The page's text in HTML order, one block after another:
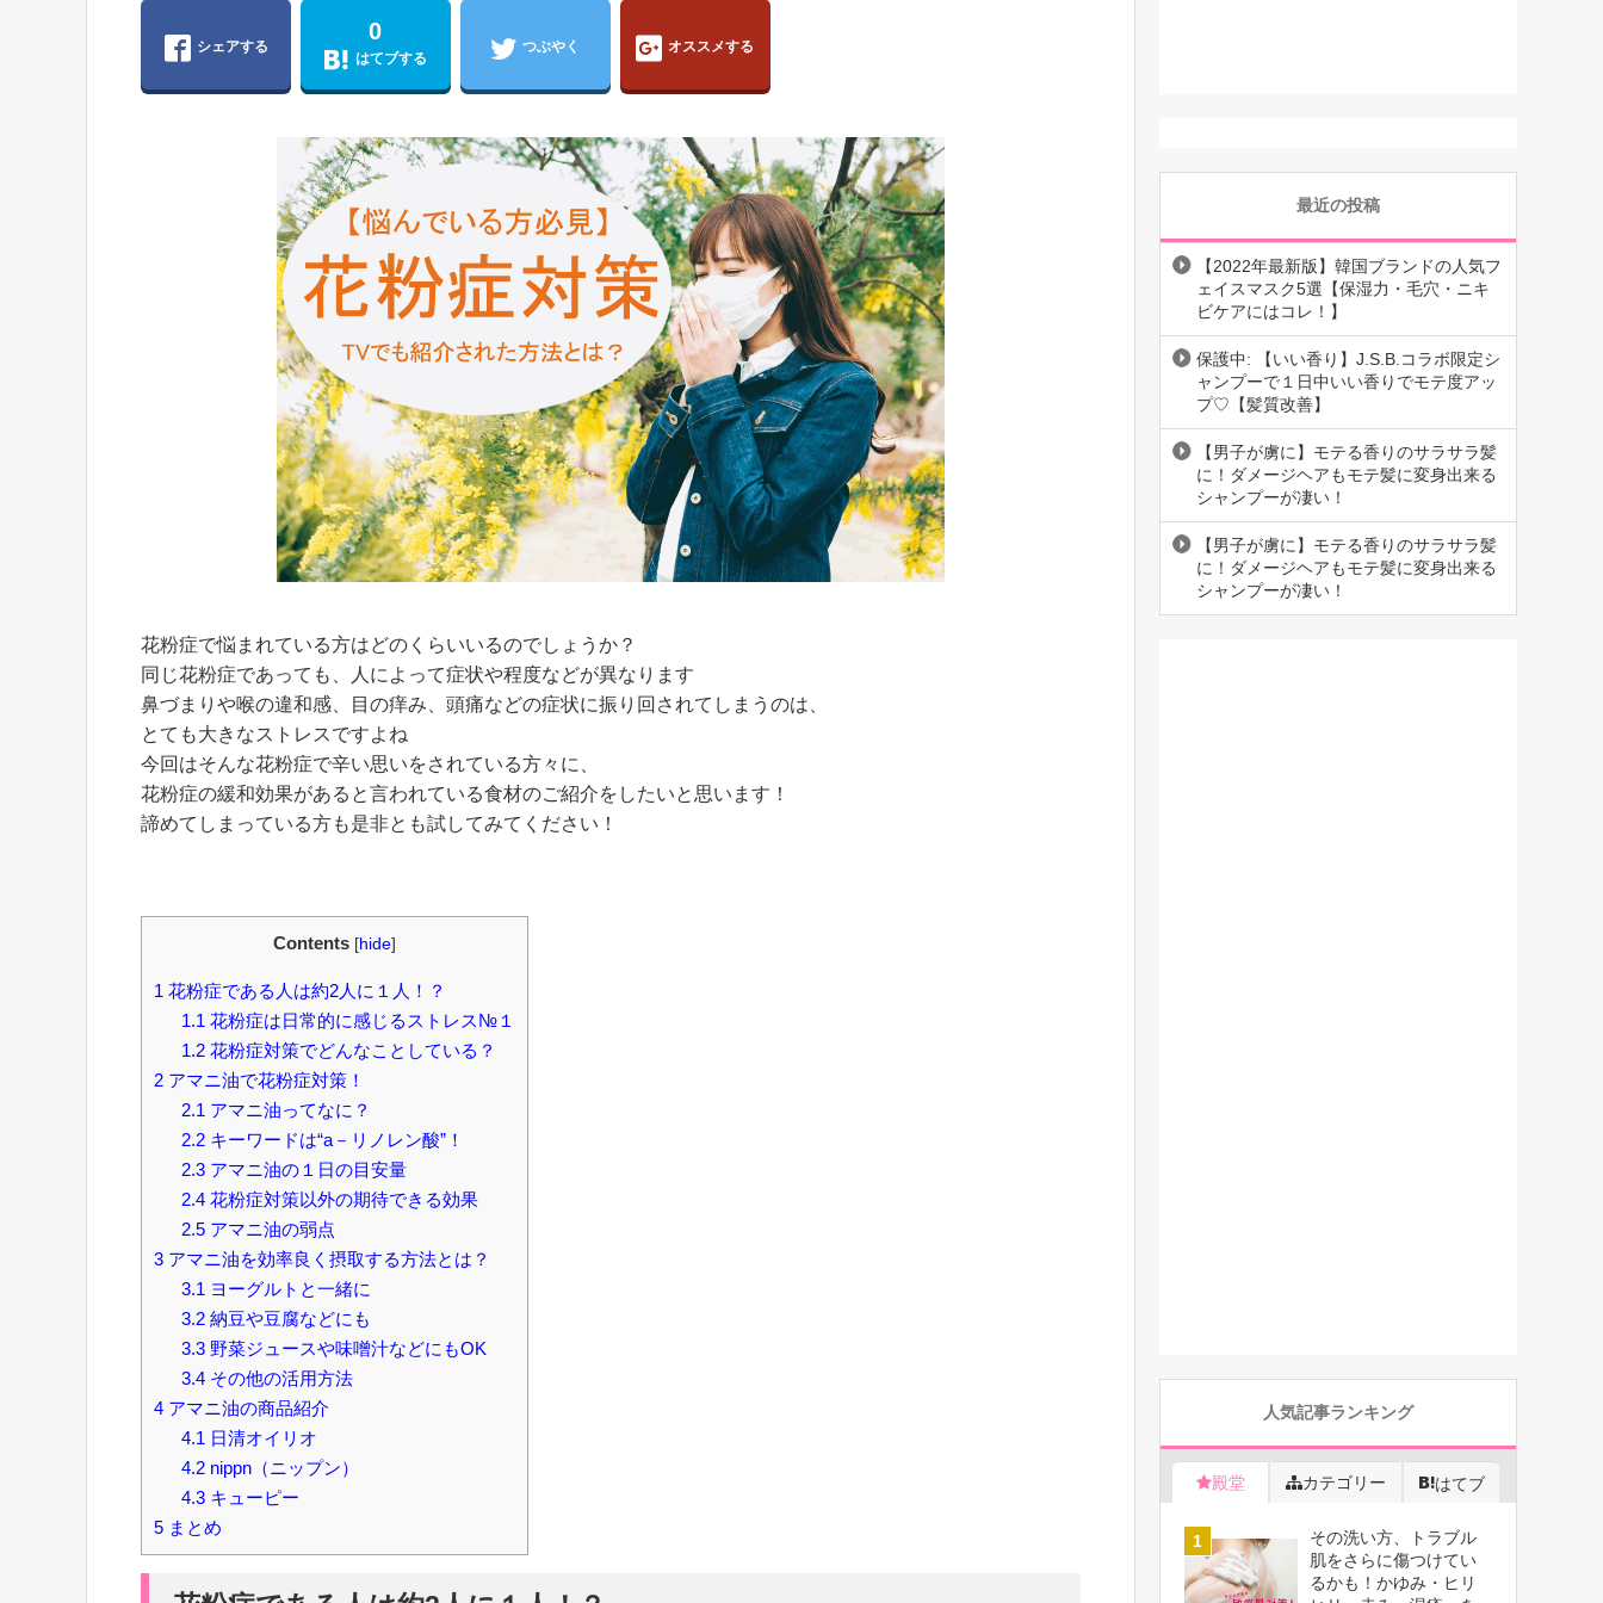
シェアする
0
はてブする
つぶやく オススメする
花粉症で悩まれている方はどのくらいいるのでしょうか？
同じ花粉症であっても、人によって症状や程度などが異なります
鼻づまりや喉の違和感、目の痒み、頭痛などの症状に振り回されてしまうのは、
とても大きなストレスですよね
今回はそんな花粉症で辛い思いをされている方々に、
花粉症の緩和効果があると言われている食材のご紹介をしたいと思います！
諦めてしまっている方も是非とも試してみてください！
Contents [hide]
1 花粉症である人は約2人に１人！？
1.1 花粉症は日常的に感じるストレス№１
1.2花粉症対策でどんなことしている？
2 アマニ油で花粉症対策！
2.1 アマニ油ってなに？
2.2キーワードは“a－リノレン酸”！
2.3アマニ油の１日の目安量
2.4花粉症対策以外の期待できる効果
2.5アマニ油の弱点
3 アマニ油を効率良く摂取する方法とは？
3.1 ヨーグルトと一緒に
3.2納豆や豆腐などにも
3.3野菜ジュースや味噌汁などにもOK
3.4その他の活用方法
4 アマニ油の商品紹介
4.1 日清オイリオ
4.2nippn（ニップン）
4.3キューピー
5 まとめ
最近の投稿
【2022年最新版】韓国ブランドの人気フ
ェイスマスク5選【保湿力・毛穴・ニキ
ビケアにはコレ！】
保護中: 【いい香り】J.S.B.コラボ限定シ
ャンプーで１日中いい香りでモテ度アッ
プ♡【髪質改善】
【男子が虜に】モテる香りのサラサラ髪
に！ダメージヘアもモテ髪に変身出来る
シャンプーが凄い！
【男子が虜に】モテる香りのサラサラ髪
に！ダメージヘアもモテ髪に変身出来る
シャンプーが凄い！
人気記事ランキング
殿堂 カテゴリー はてブ
その洗い方、トラブル
肌をさらに傷つけてい
るかも！かゆみ・ヒリ